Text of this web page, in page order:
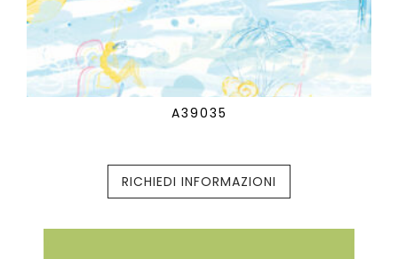
A39035
RICHIEDI INFORMAZIONI